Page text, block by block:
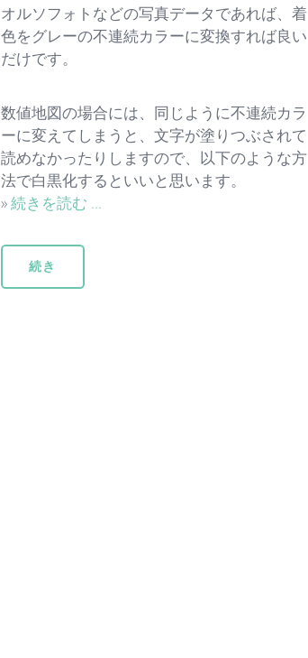
オルソフォトなどの写真データであれば、着
色をグレーの不連続カラーに変換すれば良い
だけです。
数値地図の場合には、同じように不連続カラ
ーに変えてしまうと、文字が塗りつぶされて
読めなかったりしますので、以下のような方
法で白黒化するといいと思います。
»続きを読む ...
続き